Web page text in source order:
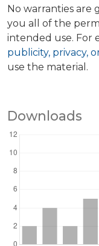
No warranties are
you all of the
intended use. For
publicity, privacy,
use the material.
Downloads